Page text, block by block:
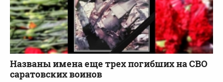
Названы имена еще трех погибших на СВО
саратовских воинов